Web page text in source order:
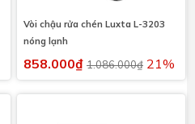
Vòi chậu rửa chén Luxta L-3203
nóng lạnh
858.000₫ 1.086.000₫ 21%